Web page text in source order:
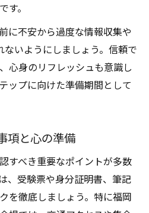
す。
に不安から過度な情報収集や
ないようにしましょう。信頼で
心身のリフレッシュも意識し
ップに向けた準備期間として
項と心の準備
すべき重要なポイントが多数
、受験票や身分証明書、筆記
を徹底しましょう。特に福岡